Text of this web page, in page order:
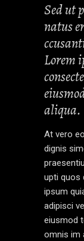
Sed ut
natus
Lorem
aliqua.
At vero
dignis
upti quos
ipsum
adipisci
eiusmod
omnis im